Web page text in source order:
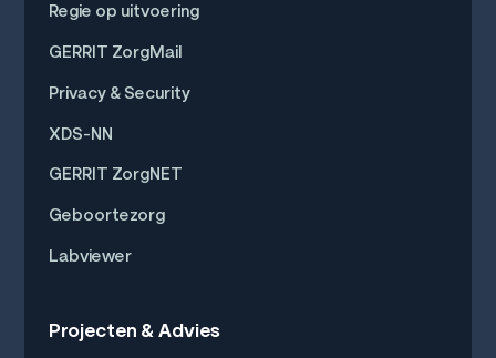
Regie op uitvoering
GERRIT ZorgMail
Privacy & Security
XDS-NN
GERRIT ZorgNET
Geboortezorg
Labviewer
Projecten & Advies